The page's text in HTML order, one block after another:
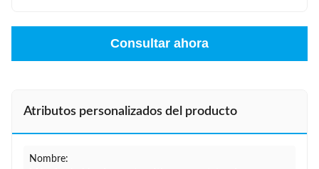
Consultar ahora
Atributos personalizados del producto
Nombre: